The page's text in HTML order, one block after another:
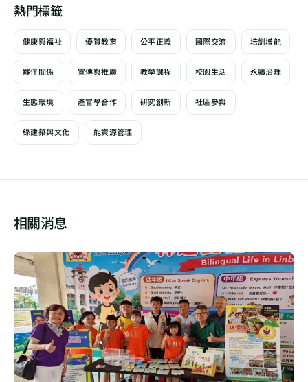
熱門標籤
健康與福祉 優質教育 公平正義 國際交流 培訓增能
夥伴關係 宣傳與推廣 教學課程 校園生活 永續治理
生態環境 產官學合作 研究創新 社區參與
綠建築與文化 能資源管理
相關消息